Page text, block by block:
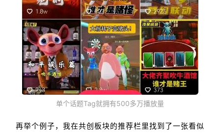
单个话题Tag就拥有500多万播放量
再举个例子，我在共创板块的推荐栏里找到了一张看似